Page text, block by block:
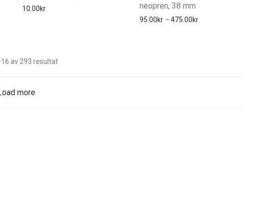
10.00kr
neopren, 38 mm
95.00kr – 475.00krPrisintervall: 95.00kr till
av 293 resultatSortera
more